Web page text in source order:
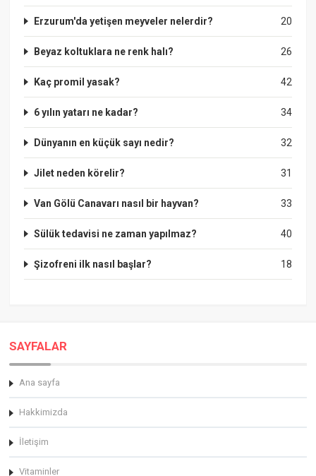
20
Erzurum'da yetişen meyveler nelerdir?
26
Beyaz koltuklara ne renk halı?
42
Kaç promil yasak?
34
6 yılın yatarı ne kadar?
32
Dünyanın en küçük sayı nedir?
31
Jilet neden körelir?
33
Van Gölü Canavarı nasıl bir hayvan?
40
Sülük tedavisi ne zaman yapılmaz?
18
Şizofreni ilk nasıl başlar?
SAYFALAR
Ana sayfa
Hakkimizda
İletişim
Vitaminler